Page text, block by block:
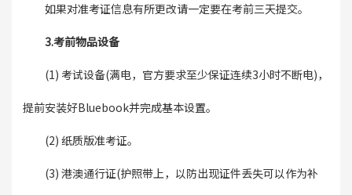
如果对准考证信息有所更改请一定要在考前三天提交。
3.考前物品设备
(1) 考试设备(满电，官方要求至少保证连续3小时不断电)，
提前安装好Bluebook并完成基本设置。
(2) 纸质版准考证。
(3) 港澳通行证(护照带上，以防出现证件丢失可以作为补